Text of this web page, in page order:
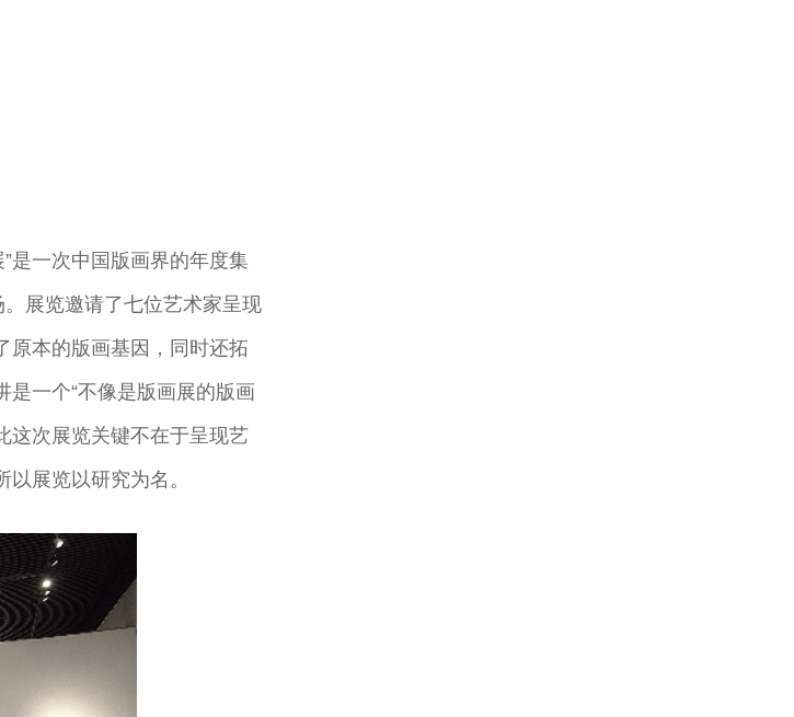
是一次中国版画界的年度集
展览邀请了七位艺术家呈现
原本的版画基因，同时还拓
一个“不像是版画展的版画
这次展览关键不在于呈现艺
展览以研究为名。